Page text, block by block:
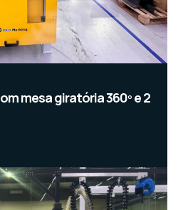
mesa giratória 360º e 2